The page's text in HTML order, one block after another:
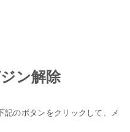
ン解除
記のボタンをクリックして、メ